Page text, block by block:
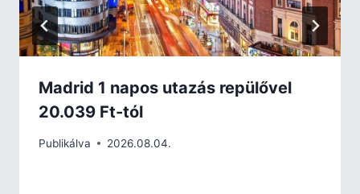
Madrid 1 napos utazás repülővel
20.039 Ft-tól
Publikálva 2026.08.04.